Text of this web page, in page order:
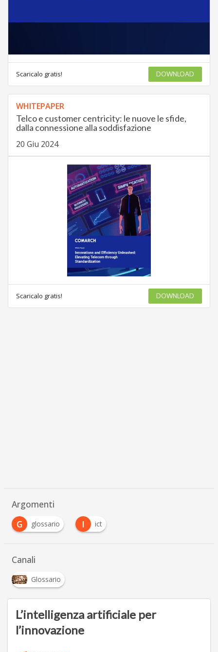
Scaricalo gratis! DOWNLOAD
WHITEPAPER
Telco e customer centricity: le nuove le sfide,
dalla connessione alla soddisfazione
20 Giu 2024
Scaricalo gratis! DOWNLOAD
Argomenti
G
glossario I ict
Canali
Glossario
L’intelligenza artificiale per
l’innovazione